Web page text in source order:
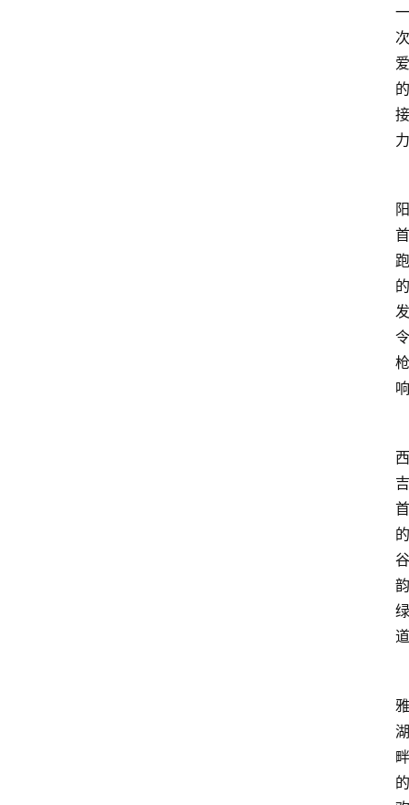
一
次
爱
的
接
力
阳
首
跑
的
发
令
枪
响
西
吉
首
的
谷
韵
绿
道
雅
湖
畔
的